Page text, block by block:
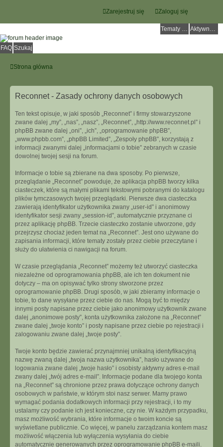
Zaloguj się
Zarejestruj się
Tematy bez odpowiedzi Aktywne tematy
FAQ Szukaj
Strona główna
Reconnet - Zasady ochrony danych osobowych
Ten tekst opisuje, w jaki sposób „Reconnet” i firmy stowarzyszone
zwane dalej „my”, „nas”, „nasz”, „Reconnet”, „http://www.reconnet.pl” i
phpBB zwane dalej „oni”, „ich”, „oprogramowanie phpBB”,
„www.phpbb.com”, „phpBB Limited”, „Zespoły phpBB”, korzystają z
informacji zwanymi dalej „informacjami o tobie” zebranych w czasie
dowolnej twojej sesji na forum.
Informacje o tobie są zbierane na dwa sposoby. Po pierwsze,
przeglądanie „Reconnet” powoduje, że aplikacja phpBB tworzy kilka
ciasteczek, które są małymi plikami tekstowymi pobranymi do katalogu
plików tymczasowych twojej przeglądarki. Pierwsze dwa ciasteczka
zawierają identyfikator użytkownika zwany „user-id” i anonimowy
identyfikator sesji zwany „session-id”, automatycznie przyznane ci
przez aplikację phpBB. Trzecie ciasteczko zostanie utworzone, gdy
przejrzysz chociaż jeden temat na „Reconnet”. Jest ono używane do
zapisania informacji, które tematy zostały przez ciebie przeczytane i
służy do ułatwienia ci nawigacji na forum.
W czasie przeglądania „Reconnet” możemy też utworzyć ciasteczka
niezależne od oprogramowania phpBB, ale ich ten dokument nie
dotyczy – ma on opisywać tylko strony stworzone przez
oprogramowanie phpBB. Drugi sposób, w jaki zbieramy informacje o
tobie, to dane wysyłane przez ciebie do nas. Mogą być to między
innymi posty napisane przez ciebie jako anonimowy użytkownik zwane
dalej „anonimowe posty”, konta użytkownika założone na „Reconnet”
zwane dalej „twoje konto” i posty napisane przez ciebie po rejestracji i
zalogowaniu zwane dalej „twoje posty”.
Twoje konto będzie zawierać przynajmniej unikalną identyfikacyjną
nazwę zwaną dalej „twoja nazwa użytkownika”, hasło używane do
logowania zwane dalej „twoje hasło” i osobisty aktywny adres e-mail
zwany dalej „twój adres e-mail”. Informacje podane dla twojego konta
na „Reconnet” są chronione przez prawa dotyczące ochrony danych
osobowych w państwie, w którym stoi nasz serwer. Mamy prawo
wymagać podania dodatkowych informacji przy rejestracji, i to my
ustalamy czy podanie ich jest konieczne, czy nie. W każdym przypadku,
masz możliwość wybrania, które informacje o twoim koncie są
wyświetlane publicznie. Co więcej, w panelu zarządzania kontem masz
możliwość włączenia lub wyłączenia wysyłania do ciebie
automatycznie generowanych przez oprogramowanie phpBB e-maili.